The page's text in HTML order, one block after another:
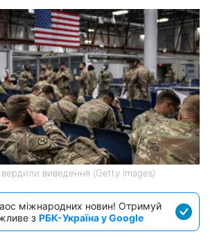
виведення (Getty Images)
міжнародних новин! Отримуй
з РБК-Україна у Google